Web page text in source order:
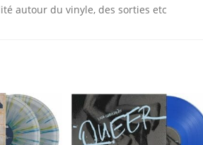
autour du vinyle, des sorties etc